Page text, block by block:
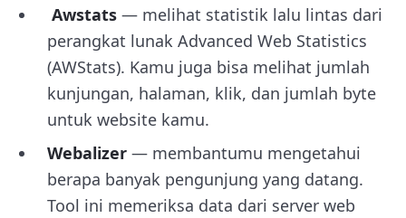
Awstats — melihat statistik lalu lintas dari
perangkat lunak Advanced Web Statistics
(AWStats). Kamu juga bisa melihat jumlah
kunjungan, halaman, klik, dan jumlah byte
untuk website kamu.
Webalizer — membantumu mengetahui
berapa banyak pengunjung yang datang.
Tool ini memeriksa data dari server web